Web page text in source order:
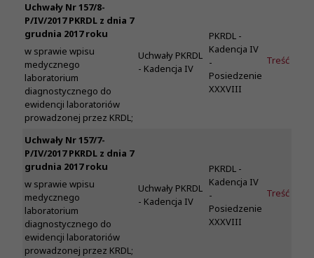
Uchwały Nr 157/8-
P/IV/2017 PKRDL z dnia 7
grudnia 2017 roku
w sprawie wpisu
medycznego
laboratorium
diagnostycznego do
ewidencji laboratoriów
prowadzonej przez KRDL;
Uchwały PKRDL
- Kadencja IV
PKRDL -
Kadencja IV
-
Posiedzenie
XXXVIII
Treść
Uchwały Nr 157/7-
P/IV/2017 PKRDL z dnia 7
grudnia 2017 roku
w sprawie wpisu
medycznego
laboratorium
diagnostycznego do
ewidencji laboratoriów
prowadzonej przez KRDL;
Uchwały PKRDL
- Kadencja IV
PKRDL -
Kadencja IV
-
Posiedzenie
XXXVIII
Treść